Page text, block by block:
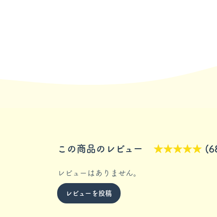
この商品のレビュー ★★★★★
レビューはありません。
レビューを投稿